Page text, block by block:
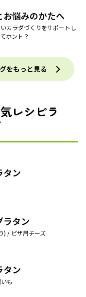
悩みのかたへ
カラダづくりをサポートし
ホント？
をもっと見る
レシピラ
タン
ラタン
) / ピザ用チーズ
タン
も